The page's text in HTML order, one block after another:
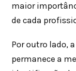
maior
de cada
Por outro lado,
permanece a